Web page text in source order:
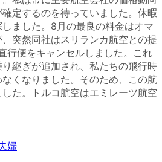
定するのを待っていました。休暇
ました。8月の最良の料金はオマ
突然同社はスリランカ航空との提
行便をキャンセルしました。これ
継ぎが追加され、私たちの飛行時
くなりました。そのため、この航
た。トルコ航空はエミレーツ航空
婦